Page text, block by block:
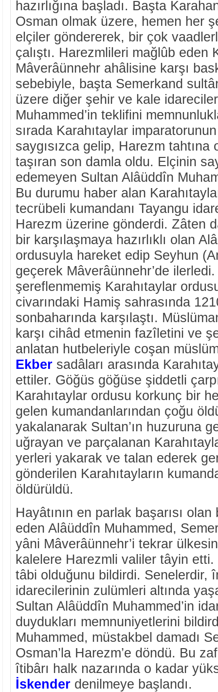
hazırlığına başladı. Başta
Osman olmak üzere, hemen her
elçiler göndererek, bir çok
çalıştı. Harezmlileri mağlûb eden
Mâverâünnehr ahâlisine karşı
sebebiyle, başta Semerkand
üzere diğer şehir ve kale
Muhammed’in teklifini
sırada Karahıtaylar
saygısızca gelip, Harezm tahtına
taşıran son damla oldu. Elçinin
edemeyen Sultan Alâüddîn
Bu durumu haber alan
tecrübeli kumandanı Tayangu
Harezm üzerine gönderdi. Zâten
bir karşılaşmaya hazırlıklı olan
ordusuyla hareket edip Seyhun
geçerek Mâverâünnehr’de
şereflenmemiş Karahıtaylar
civarındaki Hamiş sahrasında
sonbaharında karşılaştı.
karşı cihâd etmenin fazîletini ve
anlatan hutbeleriyle coşan
Ekber sadâları arasında
ettiler. Göğüs göğüse şiddetli
Karahıtaylar ordusu korkunç bir
gelen kumandanlarından çoğu
yakalanarak Sultan’ın huzuruna
uğrayan ve parçalanan
yerleri yakarak ve talan ederek
gönderilen Karahıtayların
öldürüldü.
Hayâtının en parlak başarısı
eden Alâüddîn Muhammed,
yâni Mâverâünnehr’i tekrar
kalelere Harezmli valiler tâyin
tâbi olduğunu bildirdi. Senelerdir,
idarecilerinin zulümleri altında
Sultan Alâüddîn Muhammed’in
duydukları memnuniyetlerini
Muhammed, müstakbel damadı
Osman’la Harezm’e döndü. Bu
îtibârı halk nazarında o kadar
İskender denilmeye başlandı.